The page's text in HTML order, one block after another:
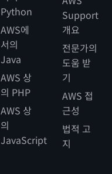
Python
AWS에
서의
Java
AWS 상
의 PHP
AWS 상
의
JavaScript
Support
개요
전문가의
도움 받
기
AWS 접
근성
법적 고
지